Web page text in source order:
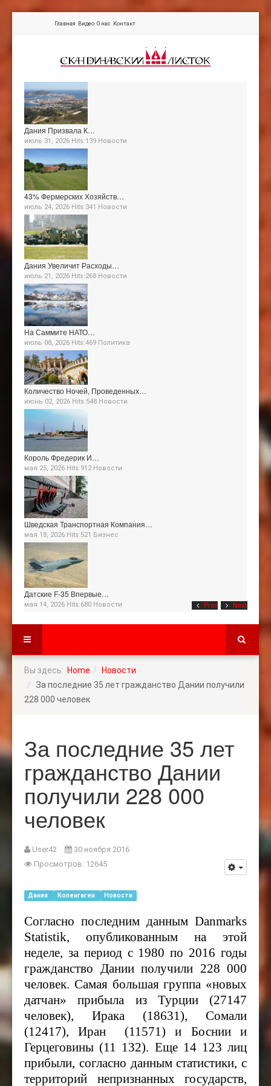
Главная Видео О нас Контакт
Prev Next
Дания Призвала К…
июль 31, 2026 Hits:139 Новости
43% Фермерских Хозяйств…
июль 24, 2026 Hits:341 Новости
Дания Увеличит Расходы…
июль 21, 2026 Hits:268 Новости
На Саммите НАТО…
июль 08, 2026 Hits:469 Политика
Количество Ночей, Проведенных…
июнь 02, 2026 Hits:548 Новости
Король Фредерик И…
мая 25, 2026 Hits:912 Новости
Шведская Транспортная Компания…
мая 18, 2026 Hits:521 Бизнес
Датские F-35 Впервые…
мая 14, 2026 Hits:680 Новости
Вы здесь: Home
Новости
За последние 35 лет гражданство Дании получили
228 000 человек
За последние 35 лет
гражданство Дании
получили 228 000
человек
User42
30 ноября 2016
Просмотров: 12645
Дания Копенгаген Новости
Согласно последним данным Danmarks
Statistik, опубликованным на этой
неделе, за период с 1980 по 2016 годы
гражданство Дании получили 228 000
человек. Самая большая группа «новых
датчан» прибыла из Турции (27147
человек), Ирака (18631), Сомали
(12417), Иран (11571) и Боснии и
Герцеговины (11 132). Еще 14 123 лиц
прибыли, согласно данным статистики, с
территорий непризнанных государств,